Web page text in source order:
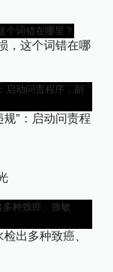
，这个词错在哪
”：启动问责程
出多种致癌、